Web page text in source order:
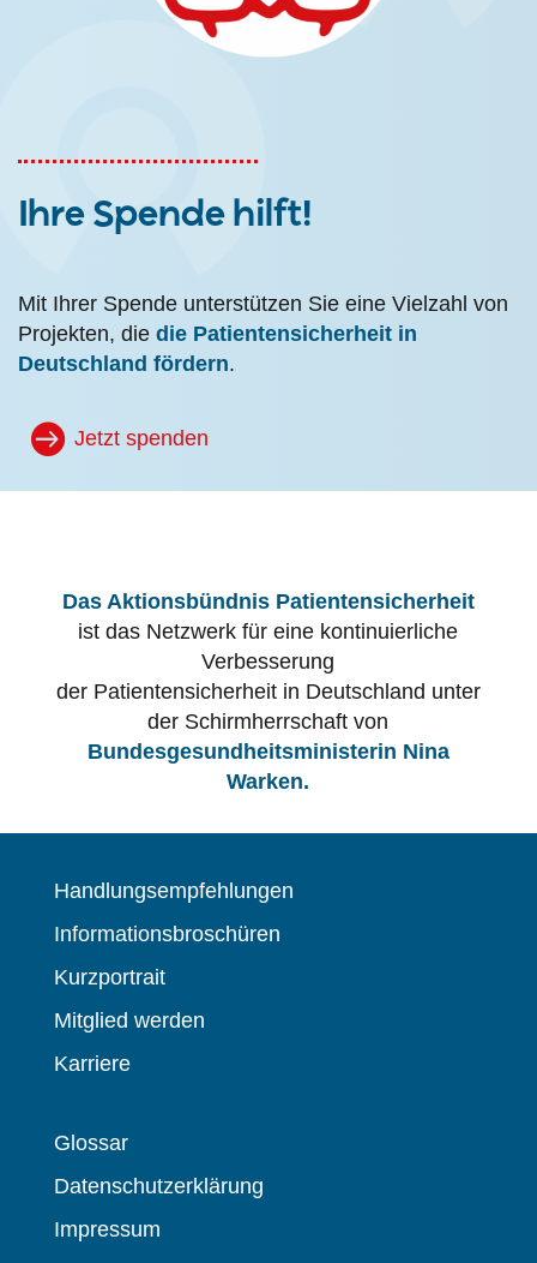
Ihre Spende hilft!
Mit Ihrer Spende unterstützen Sie eine Vielzahl von
Projekten, die die Patientensicherheit in
Deutschland fördern.
Jetzt spenden
Das Aktionsbündnis Patientensicherheit
ist das Netzwerk für eine kontinuierliche
Verbesserung
der Patientensicherheit in Deutschland unter
der Schirmherrschaft von
Bundesgesundheitsministerin Nina
Warken.
Handlungsempfehlungen
Informationsbroschüren
Kurzportrait
Mitglied werden
Karriere
Glossar
Datenschutzerklärung
Impressum